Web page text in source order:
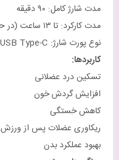
مدت شارژ کامل: ۹۰ دقیقه
مدت کارکرد: تا ۱۳ ساعت (در حالت کم‌سرعت)
نوع پورت شارژ: USB Type-C
کاربردها:
تسکین درد عضلانی
افزایش گردش خون
کاهش خستگی
ریکاوری عضلات پس از ورزش
بهبود عملکرد بدن